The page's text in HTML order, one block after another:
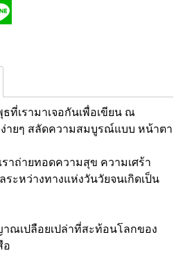
ที่เรามาเจอกันเพื่อเขียน ณ
ง่ายๆ สลัดความสมบูรณ์แบบ หน้าตา
ราถ่ายทอดความสุข ความเศร้า
ะหว่างทางแห่งวันวัยจนเกิดเป็น
ณเปลือยเปล่าที่สะท้อนโลกของ
อ